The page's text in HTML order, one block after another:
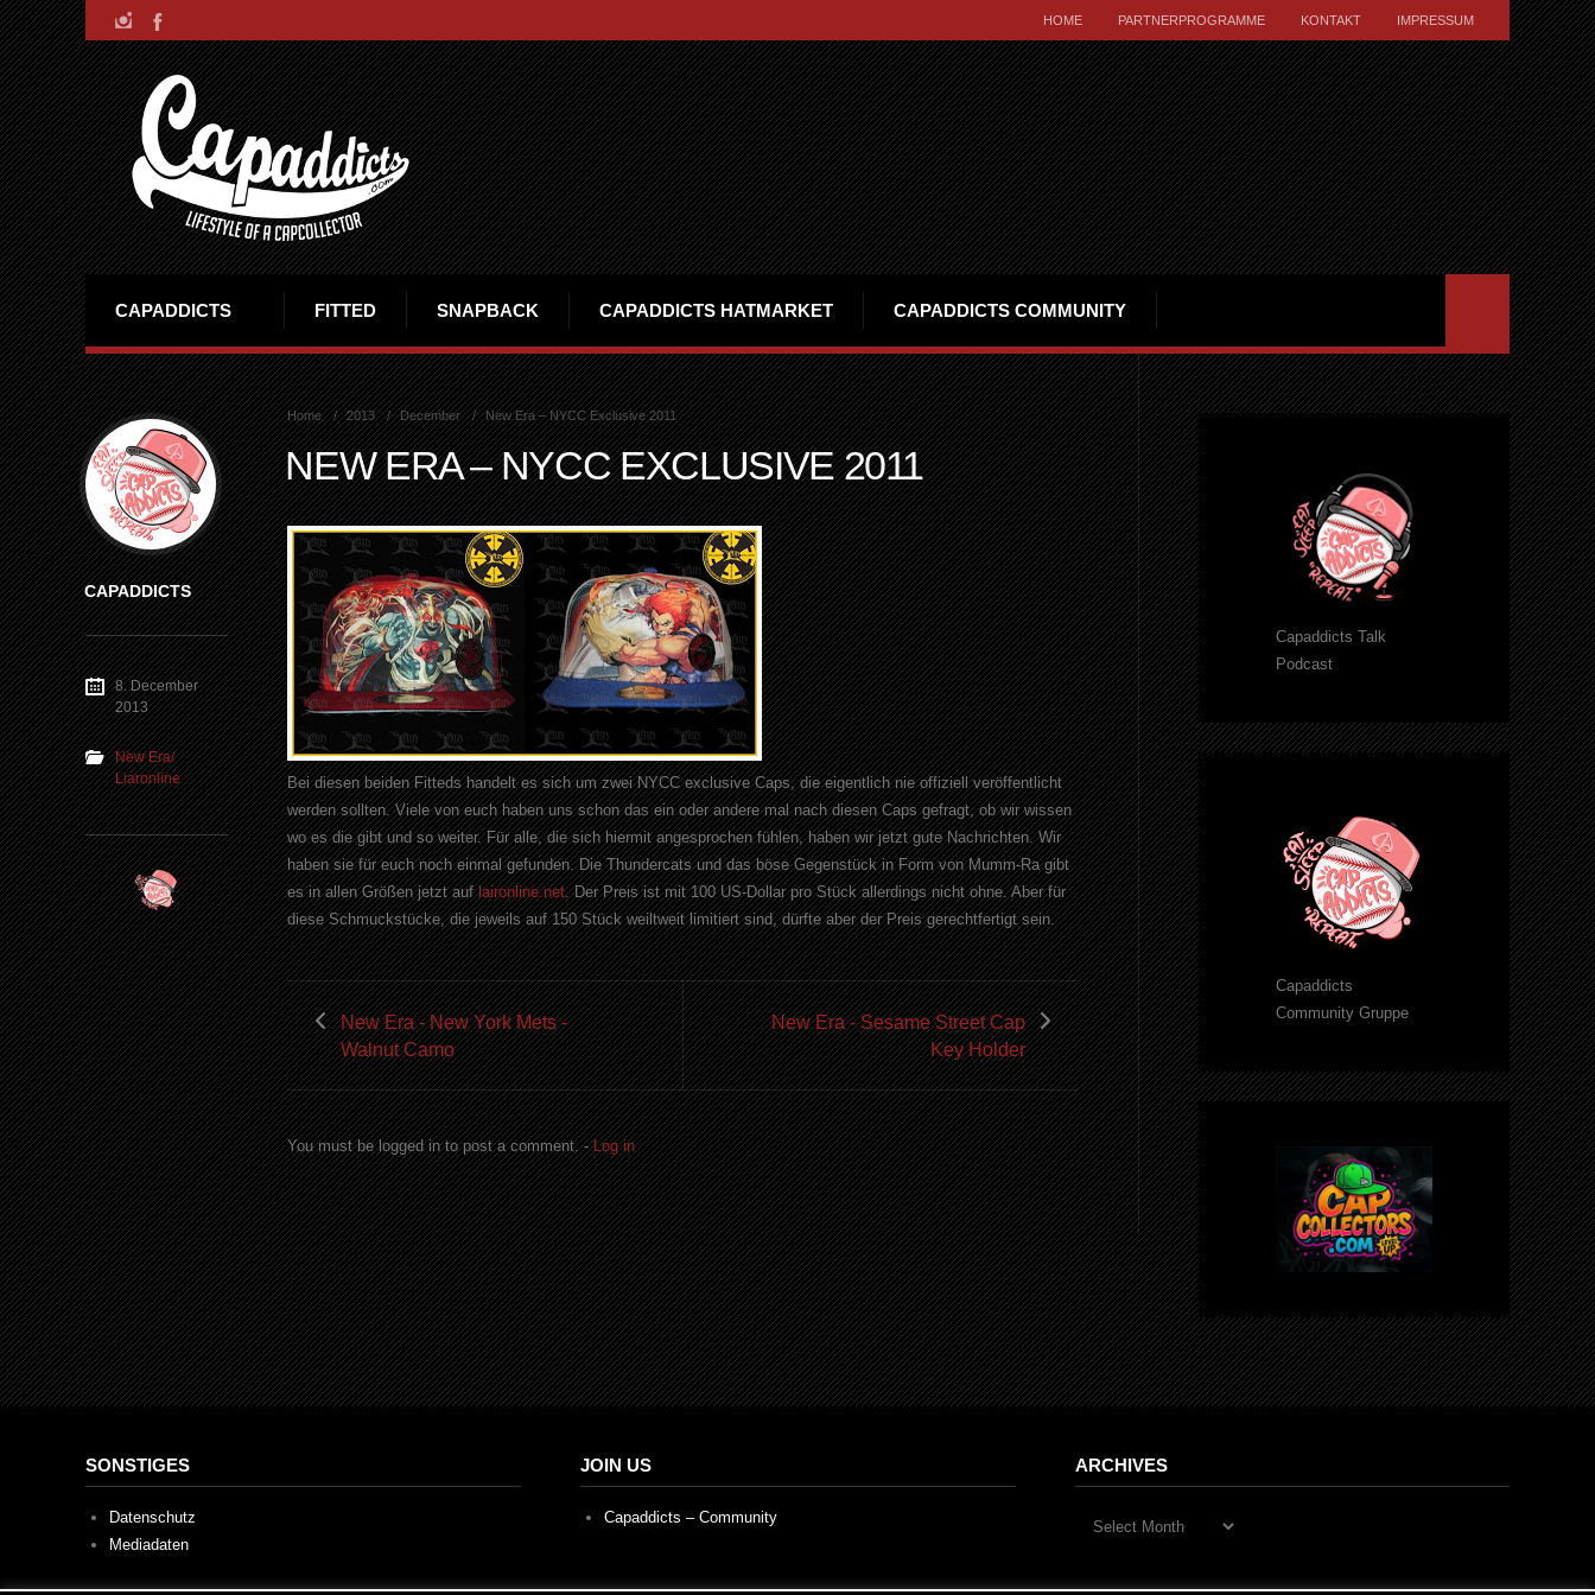
HOME PARTNERPROGRAMME KONTAKT IMPRESSUM
CAPADDICTS FITTED SNAPBACK CAPADDICTS HATMARKET CAPADDICTS COMMUNITY
Home 2013 December New Era – NYCC Exclusive 2011
NEW ERA – NYCC EXCLUSIVE 2011
Bei diesen beiden Fitteds handelt es sich um zwei NYCC exclusive Caps, die eigentlich nie offiziell veröffentlicht
werden sollten. Viele von euch haben uns schon das ein oder andere mal nach diesen Caps gefragt, ob wir wissen
wo es die gibt und so weiter. Für alle, die sich hiermit angesprochen fühlen, haben wir jetzt gute Nachrichten. Wir
haben sie für euch noch einmal gefunden. Die Thundercats und das böse Gegenstück in Form von Mumm-Ra gibt
es in allen Größen jetzt auflaironline.net. Der Preis ist mit 100 US-Dollar pro Stück allerdings nicht ohne. Aber für
diese Schmuckstücke, die jeweils auf 150 Stück weiltweit limitiert sind, dürfte aber der Preis gerechtfertigt sein.
New Era - New York Mets -
Walnut Camo
New Era - Sesame Street Cap
Key Holder
You must be logged in to post a comment. -Log in
CAPADDICTS
8. December
2013
New Era/
Liaronline
Capaddicts Talk
Podcast
Capaddicts
Community Gruppe
SONSTIGES
Datenschutz
Mediadaten
JOIN US
Capaddicts – Community
ARCHIVES